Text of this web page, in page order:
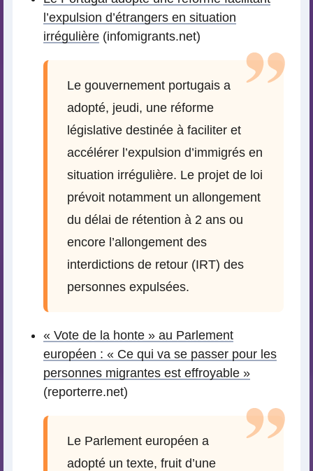
l’expulsion d’étrangers en situation
irrégulière (infomigrants.net)
Le gouvernement portugais a
adopté, jeudi, une réforme
législative destinée à faciliter et
accélérer l’expulsion d’immigrés en
situation irrégulière. Le projet de loi
prévoit notamment un allongement
du délai de rétention à 2 ans ou
encore l’allongement des
interdictions de retour (IRT) des
personnes expulsées.
« Vote de la honte » au Parlement
européen : « Ce qui va se passer pour les
personnes migrantes est effroyable »
(reporterre.net)
Le Parlement européen a
adopté un texte, fruit d’une